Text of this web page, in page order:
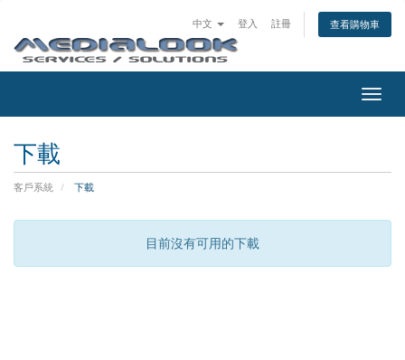
中文 登入 註冊 查看購物車
切
換
下載
客戶系統 下載
目前沒有可用的下載